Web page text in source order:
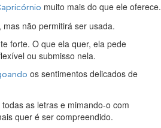
muito mais do que ele oferece.
não permitirá ser usada.
forte. O que ela quer, ela pede
ou submisso nela.
os sentimentos delicados de
as letras e mimando-o com
quer é ser compreendido.